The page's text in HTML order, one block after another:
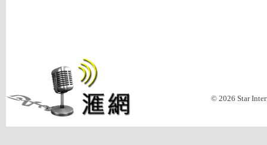
© 2026 Star